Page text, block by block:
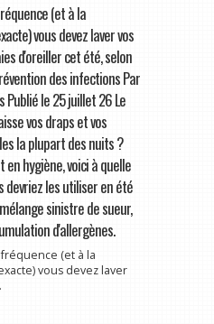
(et à la
vous devez laver vos
d'oreiller cet été, selon
des infections Par
Publié le 25 juillet 26 Le
vos draps et vos
la plupart des nuits ?
en hygiène, voici à quelle
devriez les utiliser en été
sinistre de sueur,
d'allergènes.
(et à la
vous devez laver